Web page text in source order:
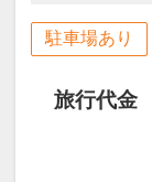
駐車場あり
旅行代金